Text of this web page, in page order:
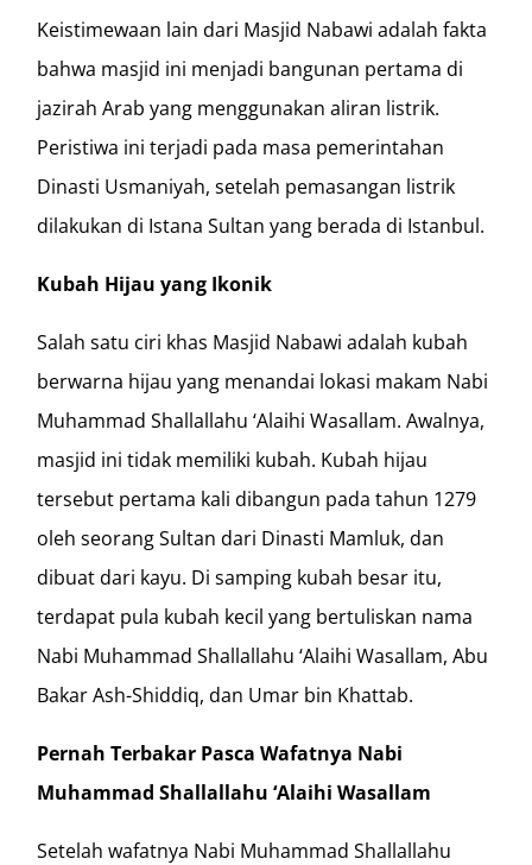
Keistimewaan lain dari Masjid Nabawi adalah fakta
bahwa masjid ini menjadi bangunan pertama di
jazirah Arab yang menggunakan aliran listrik.
Peristiwa ini terjadi pada masa pemerintahan
Dinasti Usmaniyah, setelah pemasangan listrik
dilakukan di Istana Sultan yang berada di Istanbul.
Kubah Hijau yang Ikonik
Salah satu ciri khas Masjid Nabawi adalah kubah
berwarna hijau yang menandai lokasi makam Nabi
Muhammad Shallallahu ‘Alaihi Wasallam. Awalnya,
masjid ini tidak memiliki kubah. Kubah hijau
tersebut pertama kali dibangun pada tahun 1279
oleh seorang Sultan dari Dinasti Mamluk, dan
dibuat dari kayu. Di samping kubah besar itu,
terdapat pula kubah kecil yang bertuliskan nama
Nabi Muhammad Shallallahu ‘Alaihi Wasallam, Abu
Bakar Ash-Shiddiq, dan Umar bin Khattab.
Pernah Terbakar Pasca Wafatnya Nabi
Muhammad Shallallahu ‘Alaihi Wasallam
Setelah wafatnya Nabi Muhammad Shallallahu